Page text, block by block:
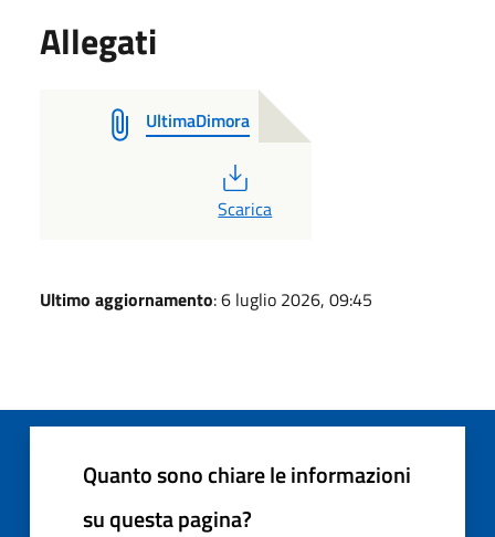
Allegati
UltimaDimora
PDF
Scarica
Ultimo aggiornamento: 6 luglio 2026, 09:45
Quanto sono chiare le informazioni
su questa pagina?